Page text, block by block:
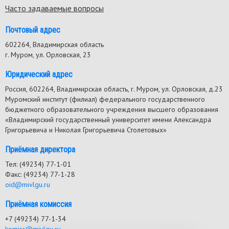
Часто задаваемые вопросы
Почтовый адрес
602264, Владимирская область
г. Муром, ул. Орловская, 23
Юридический адрес
Россия, 602264, Владимирская область, г. Муром, ул. Орловская, д.23
Муромский институт (филиал) федерального государственного
бюджетного образовательного учреждения высшего образования
«Владимирский государственный университет имени Александра
Григорьевича и Николая Григорьевича Столетовых»
Приёмная директора
Тел: (49234) 77-1-01
Факс: (49234) 77-1-28
oid@mivlgu.ru
Приёмная комиссия
+7 (49234) 77-1-34